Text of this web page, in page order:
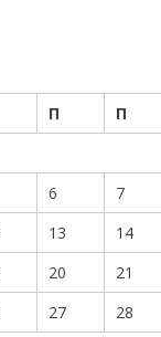
Π Π
6 7
13 14
20 21
27 28